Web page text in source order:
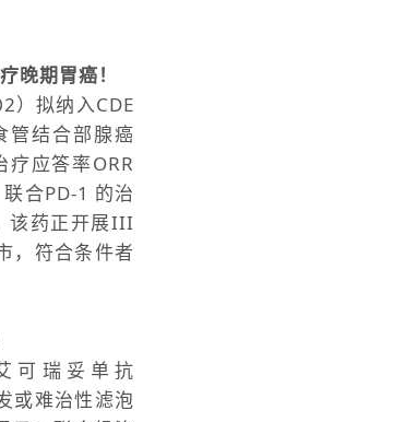
晚期胃癌！
）拟纳入CDE
管结合部腺癌
疗应答率ORR
合PD-1 的治
该药正开展III
，符合条件者
可瑞妥单抗
或难治性滤泡